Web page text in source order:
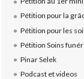
Pétition pour la
Pétition pour les
Pétition Soins
Pinar Selek
Podcast et videos